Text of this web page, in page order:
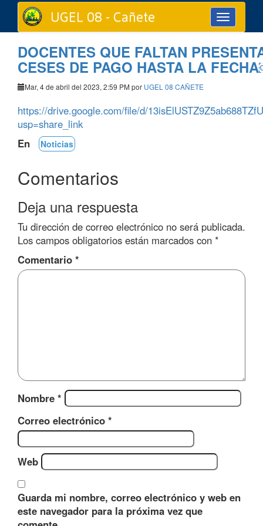
Toggle
navigation
UGEL 08 - Cañete
DOCENTES QUE FALTAN
CESES DE PAGO HASTA LA
Mar, 4 de abril del 2023, 2:59 PM por UGEL 08 CAÑETE
https://drive.google.com/file/d/
usp=share_link
En
Noticias
Comentarios
Deja una respuesta
Tu dirección de correo electrónico no será publicada.
Los campos obligatorios están marcados con *
Comentario *
Nombre *
Correo electrónico *
Web
Guarda mi nombre, correo electrónico y web en
este navegador para la próxima vez que